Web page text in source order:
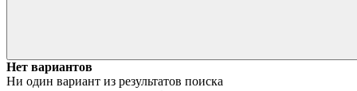
Нет вариантов
Ни один вариант из результатов поиска